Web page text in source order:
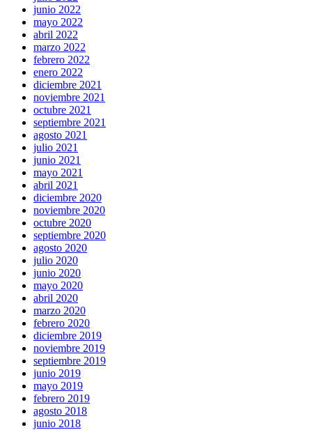
junio 2022
mayo 2022
abril 2022
marzo 2022
febrero 2022
enero 2022
diciembre 2021
noviembre 2021
octubre 2021
septiembre 2021
agosto 2021
julio 2021
junio 2021
mayo 2021
abril 2021
diciembre 2020
noviembre 2020
octubre 2020
septiembre 2020
agosto 2020
julio 2020
junio 2020
mayo 2020
abril 2020
marzo 2020
febrero 2020
diciembre 2019
noviembre 2019
septiembre 2019
junio 2019
mayo 2019
febrero 2019
agosto 2018
junio 2018